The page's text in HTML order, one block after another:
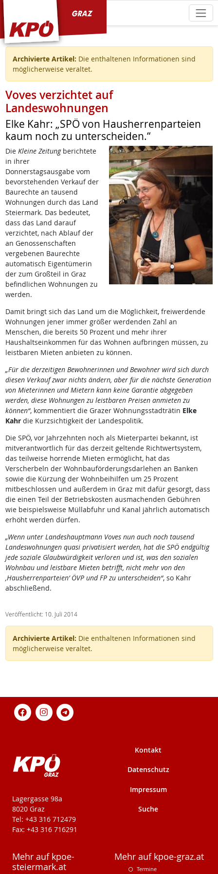
Archivierte Artikel: Die enthaltenen Informationen sind
möglicherweise veraltet.
Voves verzichtet auf
Landeswohnungen
Elke Kahr: „SPÖ von Hausherrenparteien
kaum noch zu unterscheiden.“
Die Kleine Zeitungberichtete
in ihrer
Donnerstagsausgabe vom
bevorstehenden Verkauf der
Baurechte an tausend
Wohnungen durch das Land
Steiermark. Das bedeutet,
dass das Land darauf
verzichtet, nach Ablauf der
an Genossenschaften
vergebenen Baurechte
automatisch Eigentümerin
der zum Großteil in Graz
befindlichen Wohnungen zu
werden.
Damit bringt sich das Land um die Möglichkeit, freiwerdende
Wohnungen jener immer größer werdenden Zahl an
Menschen, die bereits 50 Prozent und mehr ihrer
Haushaltseinkommen für das Wohnen aufbringen müssen, zu
leistbaren Mieten anbieten zu können.
„Für die derzeitigen Bewohnerinnen und Bewohner wird sich durch
diesen Verkauf zwar nichts ändern, aber für die nächste Generation
von Mieterinnen und Mietern kann keine Garantie abgegeben
werden, diese Wohnungen zu leistbaren Preisen anmieten zu
können“, kommentiert die Grazer Wohnungsstadträtin Elke
Kahrdie Kurzsichtigkeit der Landespolitik.
Die SPÖ, vor Jahrzehnten noch als Mieterpartei bekannt, ist
mitverantwortlich für das derzeit geltende Richtwertsystem,
das teilweise horrende Mieten ermöglicht, hat das
Verscherbeln der Wohnbauförderungsdarlehen an Banken
sowie die Kürzung der Wohnbeihilfen um 25 Prozent
mitbeschlossen und außerdem in Graz mit dafür gesorgt, dass
die einen Teil der Betriebskosten ausmachenden Gebühren
wie beispielsweise Müllabfuhr und Kanal jährlich automatisch
erhöht werden dürfen.
„Wenn unter Landeshauptmann Voves nun auch noch tausend
Landeswohnungen quasi privatisiert werden, hat die SPÖ endgültig
jede soziale Glaubwürdigkeit verloren und ist, was den sozialen
Wohnbau und leistbare Mieten betrifft, nicht mehr von den
‚Hausherrenparteien‘ ÖVP und FP zu unterscheiden“, so Kahr
abschließend.
Veröffentlicht: 10. Juli 2014
Archivierte Artikel: Die enthaltenen Informationen sind
möglicherweise veraltet.
KPÖ-Steiermark
Lagergasse 98a
8020 Graz
Tel: +43 316 712479
Fax: +43 316 716291
Kontakt
Datenschutz
Impressum
Suche
Mehr auf kpoe-
steiermark.at
Mehr auf kpoe-graz.at
Termine